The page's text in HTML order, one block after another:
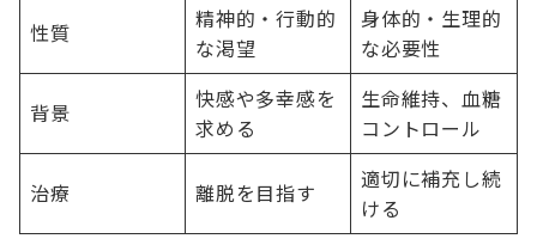
性質
精神的・行動的
な渇望
身体的・生理的
な必要性
背景
快感や多幸感を
求める
生命維持、血糖
コントロール
治療 離脱を目指す
適切に補充し続
ける